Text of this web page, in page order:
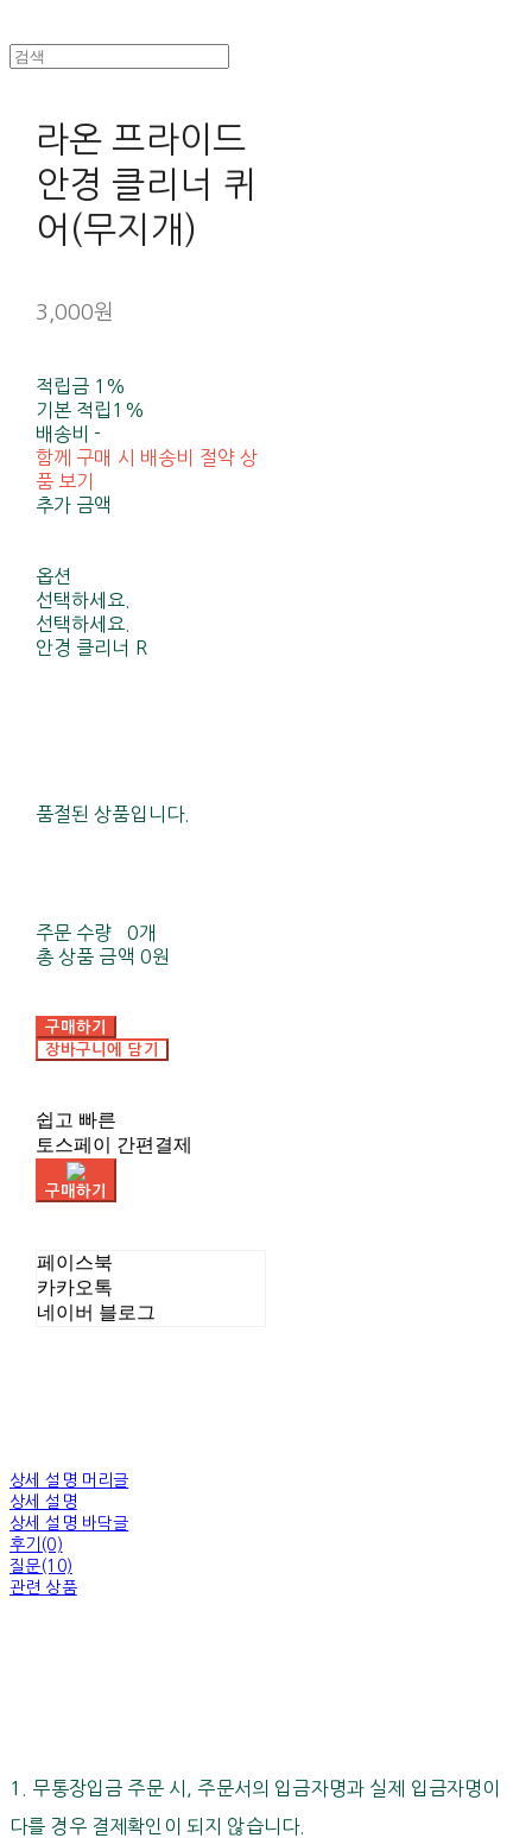
라온 프라이드
안경 클리너 퀴
어(무지개)
3,000원
적립금 1%
기본 적립 1%
배송비-
함께 구매 시 배송비 절약 상
품 보기
추가 금액
옵션
선택하세요.
선택하세요.
안경 클리너 R
품절된 상품입니다.
주문 수량
0개
총 상품 금액 0원
구매하기
장바구니에 담기
쉽고 빠른
토스페이 간편결제
구매하기
페이스북
카카오톡
네이버 블로그
상세 설명 머리글
상세 설명
상세 설명 바닥글
후기(0)
질문(10)
관련 상품
1. 무통장입금 주문 시, 주문서의 입금자명과 실제 입금자명이
다를 경우 결제확인이 되지 않습니다.